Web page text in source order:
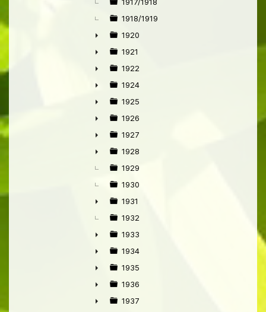
1918/1919
►
1920
►
1921
►
1922
►
1924
►
1925
►
1926
►
1927
►
1928
1929
1930
►
1931
1932
►
1933
►
1934
►
1935
►
1936
1937